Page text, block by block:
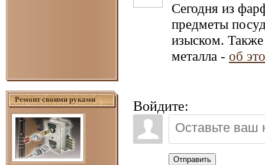
Ремонт своими руками
Сегодня из
предметы
изыском.
металла - об
Войдите:
Отправить